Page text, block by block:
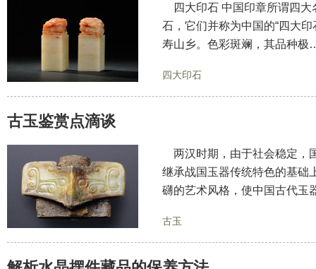
四大印石 中国印章所谓四大
石，它们并称为中国的“四大
寿山乡。色彩斑斓，其品种极
四大印石
古玉鉴赏点滴谈
两汉时期，由于社会稳定，
继承战国玉器传统特色的基础
礴的艺术风格，使中国古代
古玉